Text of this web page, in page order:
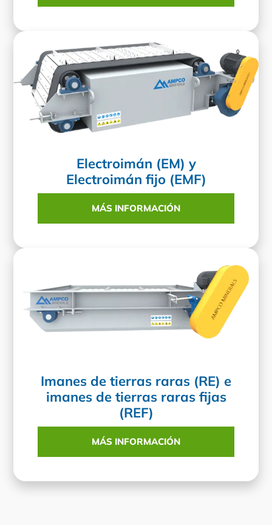
Electroimán (EM) y
Electroimán fijo (EMF)
MÁS INFORMACIÓN
Imanes de tierras raras (RE) e
imanes de tierras raras fijas
(REF)
MÁS INFORMACIÓN